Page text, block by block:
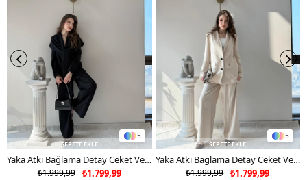
5
SEPETE EKLE
Yaka Atkı Bağlama Detay Ceket Ve Pantolonlu Double Kumaş İkili Takım Siyah 2117
₺1.799,99
₺1.999,99
5
SEPETE EKLE
Yaka Atkı Bağlama Detay Ceket Ve Pantolonlu Double Kumaş İkili Takım Bej 2117
₺1.799,99
₺1.999,99